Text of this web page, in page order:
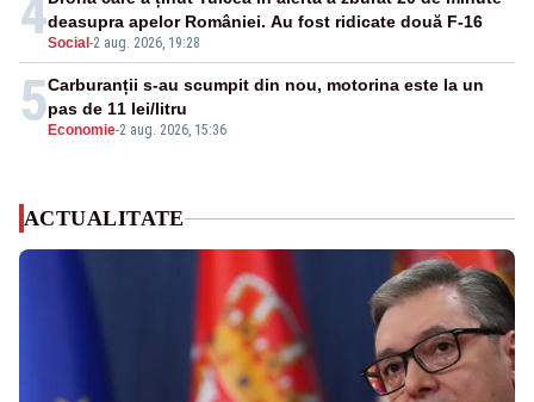
4Social -2 aug. 2026, 19:28
deasupra apelor României. Au fost ridicate două F-16
5 Economie-2 aug. 2026, 15:36
Carburanții s-au scumpit din nou, motorina este la un
pas de 11 lei/litru
ACTUALITATE